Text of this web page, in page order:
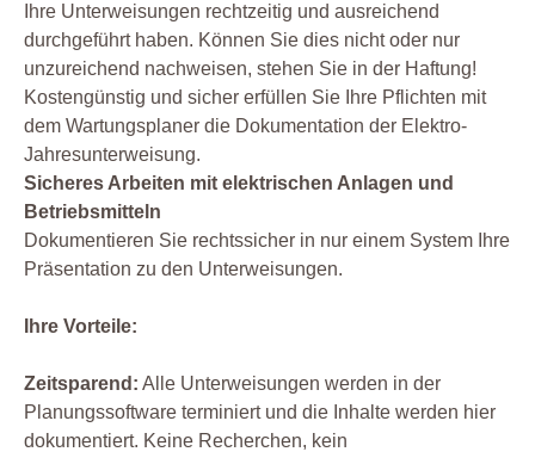
Ihre Unterweisungen rechtzeitig und ausreichend
durchgeführt haben. Können Sie dies nicht oder nur
unzureichend nachweisen, stehen Sie in der Haftung!
Kostengünstig und sicher erfüllen Sie Ihre Pflichten mit
dem Wartungsplaner die Dokumentation der Elektro-
Jahresunterweisung.
Sicheres Arbeiten mit elektrischen Anlagen und
Betriebsmitteln
Dokumentieren Sie rechtssicher in nur einem System Ihre
Präsentation zu den Unterweisungen.
Ihre Vorteile:
Zeitsparend: Alle Unterweisungen werden in der
Planungssoftware terminiert und die Inhalte werden hier
dokumentiert. Keine Recherchen, kein